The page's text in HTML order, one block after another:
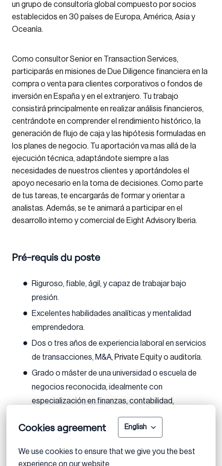
Cookies agreement English
We use cookies to ensure that we give you the best
experience on our website.
un grupo de consultoría global compuesto por socios
establecidos en 30 países de Europa, América, Asia y
Oceanía.
Como consultor Senior en Transaction Services,
participarás en misiones de Due Diligence financiera en la
compra o venta para clientes corporativos o fondos de
inversión en España y en el extranjero. Tu trabajo
consistirá principalmente en realizar análisis financieros,
centrándote en comprender el rendimiento histórico, la
generación de flujo de caja y las hipótesis formuladas en
los planes de negocio. Tu aportación va mas allá de la
ejecución técnica, adaptándote siempre a las
necesidades de nuestros clientes y aportándoles el
apoyo necesario en la toma de decisiones. Como parte
de tus tareas, te encargarás de formar y orientar a
analistas. Además, se te animará a participar en el
desarrollo interno y comercial de Eight Advisory Iberia.
Pré-requis du poste
Riguroso, fiable, ágil, y capaz de trabajar bajo
presión.
Excelentes habilidades analíticas y mentalidad
emprendedora.
Dos o tres años de experiencia laboral en servicios
de transacciones, M&A, Private Equity o auditoría.
Grado o máster de una universidad o escuela de
negocios reconocida, idealmente con
especialización en finanzas, contabilidad,
administración de empresas o similar.
Conocimientos de contabilidad y finanzas
los principios contables españoles (GAAP) y las